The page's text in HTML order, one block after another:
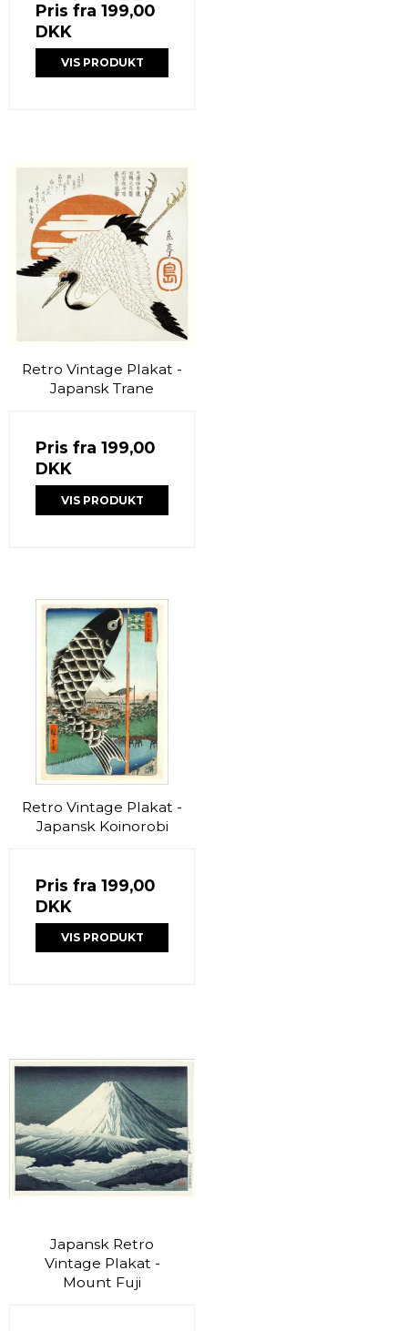
Pris fra 199,00
DKK
VIS PRODUKT
Retro Vintage Plakat -
Japansk Trane
Pris fra 199,00
DKK
VIS PRODUKT
Retro Vintage Plakat -
Japansk Koinorobi
Pris fra 199,00
DKK
VIS PRODUKT
Japansk Retro
Vintage Plakat -
Mount Fuji